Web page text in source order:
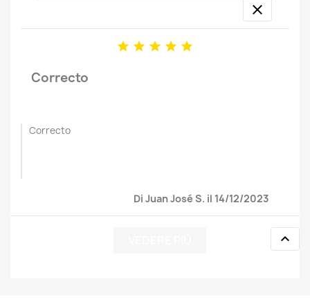

    
Correcto
Correcto
Di Juan José S. il 14/12/2023
